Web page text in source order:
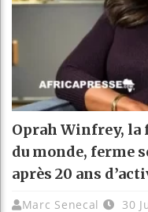
Oprah Winfrey, la
du monde, ferme
après 20 ans
Marc Senecal 30